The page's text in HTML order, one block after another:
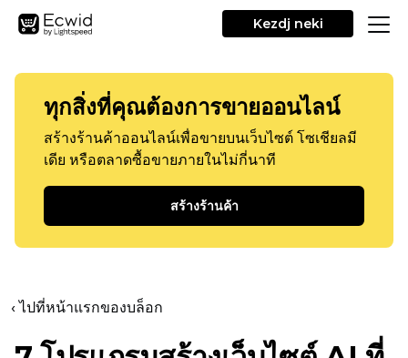
Kezdj neki
ทุกสิ่งที่คุณต้องการขายออนไลน์
สร้างร้านค้าออนไลน์เพื่อขายบนเว็บไซต์ โซเชียลมี
เดีย หรือตลาดซื้อขายภายในไม่กี่นาที
สร้างร้านค้า
‹ ไปที่หน้าแรกของบล็อก